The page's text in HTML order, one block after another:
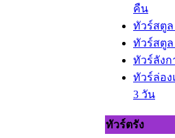
คืน
ทัวร์สตูล
ทัวร์สตูล
ทัวร์ลังก
ทัวร์ล่อง
3 วัน
ทัวร์ตรัง